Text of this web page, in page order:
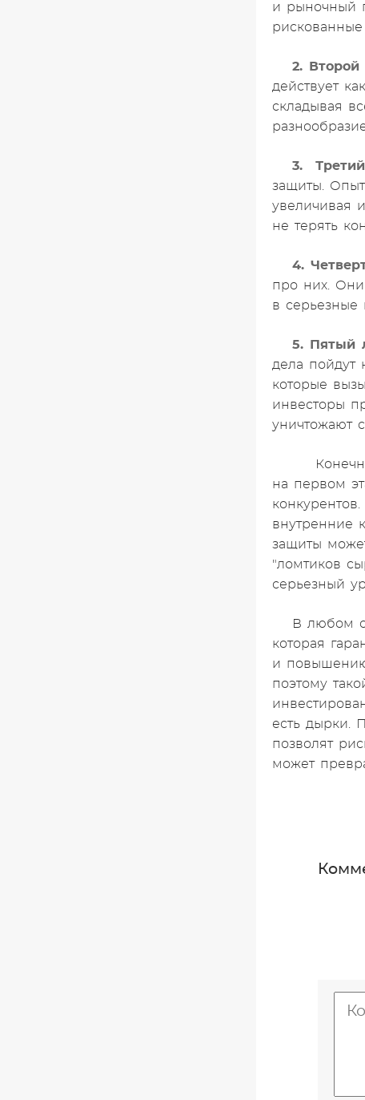
и рыночный
рискованные
2.
действует
складывая
3.
защиты.
увеличивая
не терять
4.
про них. Они
в серьезные
5. Пятый
дела пойдут
которые
инвесторы
уничтожают
на первом
внутренние
защиты
"ломтиков
серьезный
В любом
которая
и
поэтому
есть дырки.
позволят
может